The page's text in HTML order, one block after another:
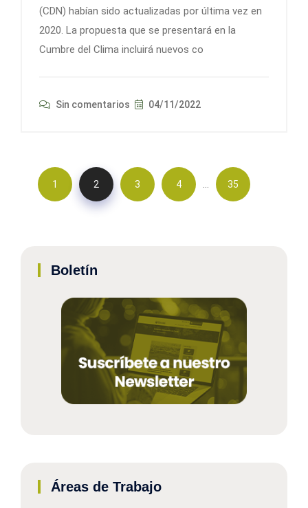
(CDN) habían sido actualizadas por última vez en
2020. La propuesta que se presentará en la
Cumbre del Clima incluirá nuevos co
Sin comentarios 04/11/2022
1 2 3 4 … 35
Boletín
Áreas de Trabajo